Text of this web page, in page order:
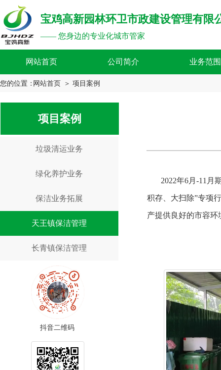
宝鸡高新园林环卫市政建设管理有限
—— 您身边的专业化城市管家
网站首页 公司简介 业务范围
您的位置：网站首页 ＞ 项目案例
项目案例
垃圾清运业务
绿化养护业务
保洁业务拓展
天王镇保洁管理
长青镇保洁管理
抖音二维码
积存、大扫除”专项
产提供良好的市容环